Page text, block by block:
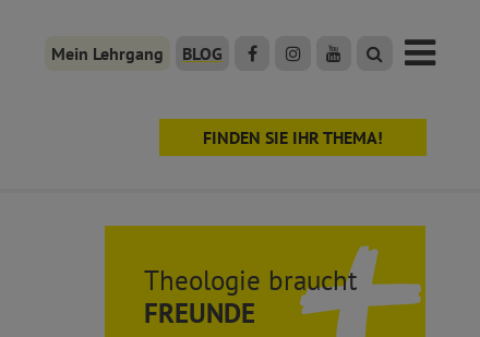
Mein Lehrgang BLOG
FINDEN SIE IHR THEMA!
Theologie braucht
FREUNDE